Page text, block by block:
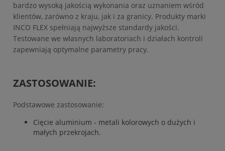
bardzo wysoką jakością wykonania oraz uznaniem wśród
klientów, zarówno z kraju, jak i za granicy. Produkty marki
INCO FLEX spełniają najwyższe standardy jakości.
Testowane we własnych laboratoriach i działach kontroli
zapewniają optymalne parametry pracy.
ZASTOSOWANIE:
Podstawowe zastosowanie:
Cięcie aluminium - metali kolorowych o dużych i
małych przekrojach.